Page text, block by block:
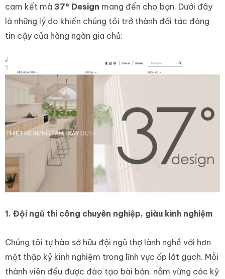
cam kết mà 37° Design mang đến cho bạn. Dưới đây
là những lý do khiến chúng tôi trở thành đối tác đáng
tin cậy của hàng ngàn gia chủ:
1. Đội ngũ thi công chuyên nghiệp, giàu kinh nghiệm
Chúng tôi tự hào sở hữu đội ngũ thợ lành nghề với hơn
một thập kỷ kinh nghiệm trong lĩnh vực ốp lát gạch. Mỗi
thành viên đều được đào tạo bài bản, nắm vững các kỹ